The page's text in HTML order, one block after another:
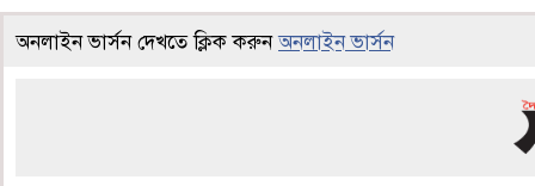
অনলাইন ভার্সন দেখতে ক্লিক করুনঅনলাইন ভার্সন